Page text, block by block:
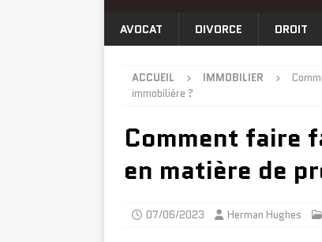
AVOCAT DIVORCE DROIT
ACCUEIL IMMOBILIER
immobilière ?
Comment faire
en matière de
07/06/2023 Herman Hughes